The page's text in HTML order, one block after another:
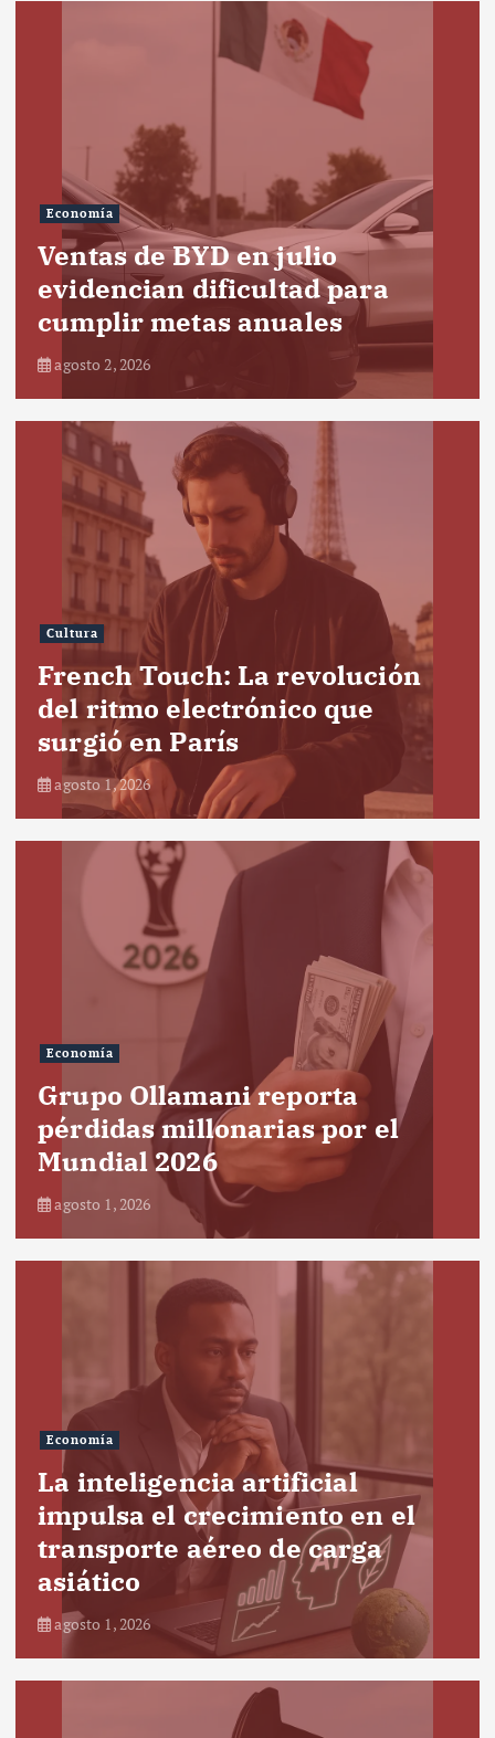
Economía
Ventas de BYD en julio
evidencian dificultad para
cumplir metas anuales
agosto 2, 2026
Cultura
French Touch: La revolución
del ritmo electrónico que
surgió en París
agosto 1, 2026
Economía
Grupo Ollamani reporta
pérdidas millonarias por el
Mundial 2026
agosto 1, 2026
Economía
La inteligencia artificial
impulsa el crecimiento en el
transporte aéreo de carga
asiático
agosto 1, 2026